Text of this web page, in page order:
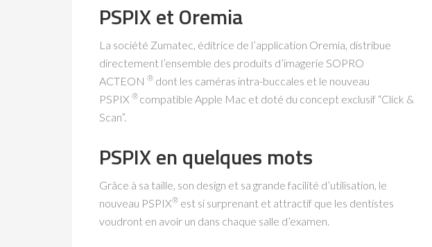
PSPIX et Oremia
La société Zumatec, éditrice de l’application Oremia, distribue
directement l’ensemble des produits d’imagerie SOPRO
ACTEON ® dont les caméras intra-buccales et le nouveau
PSPIX ® compatible Apple Mac et doté du concept exclusif “Click &
Scan”.
PSPIX en quelques mots
Grâce à sa taille, son design et sa grande facilité d’utilisation, le
nouveau PSPIX® est si surprenant et attractif que les dentistes
voudront en avoir un dans chaque salle d’examen.